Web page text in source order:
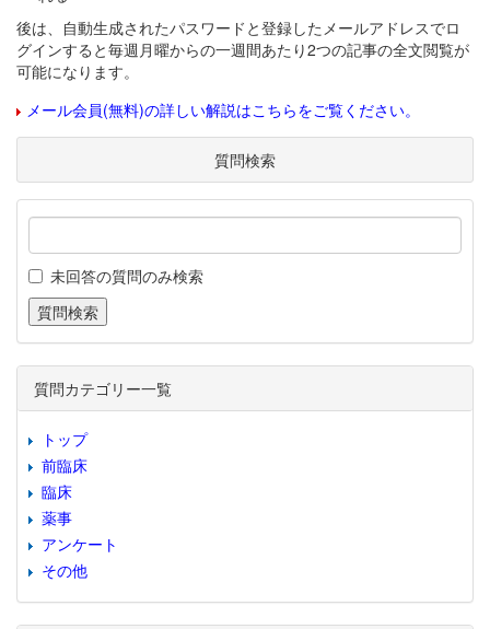
後は、自動生成されたパスワードと登録したメールアドレスでロ
グインすると毎週月曜からの一週間あたり2つの記事の全文閲覧が
可能になります。
メール会員(無料)の詳しい解説はこちらをご覧ください。
質問検索
未回答の質問のみ検索
質問カテゴリー一覧
トップ
前臨床
臨床
薬事
アンケート
その他